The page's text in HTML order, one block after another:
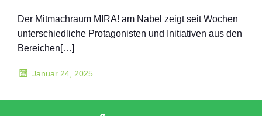
Der Mitmachraum MIRA! am Nabel zeigt seit Wochen
unterschiedliche Protagonisten und Initiativen aus den
Bereichen[…]
Januar 24, 2025